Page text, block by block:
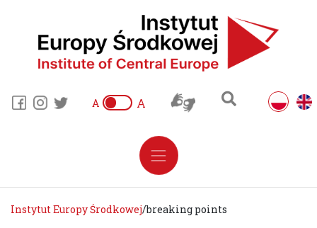
A A
Instytut Europy Środkowej/breaking points